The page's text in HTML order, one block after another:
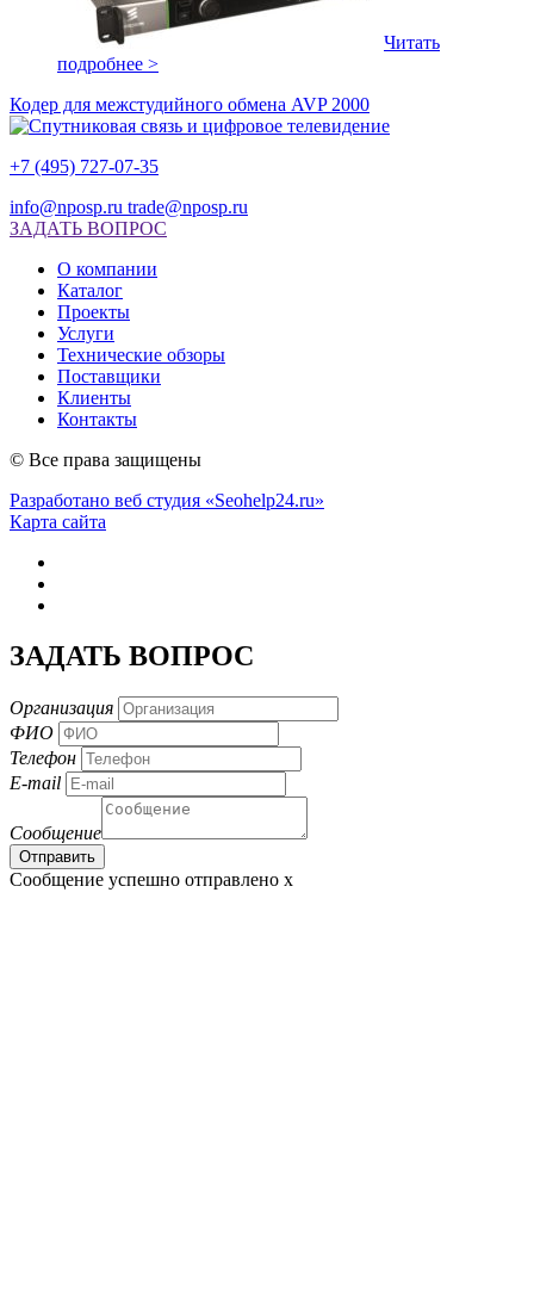
Читать
подробнее >
Кодер для межстудийного обмена AVP 2000
+7 (495) 727-07-35
info@nposp.ru trade@nposp.ru
ЗАДАТЬ ВОПРОС
О компании
Каталог
Проекты
Услуги
Технические обзоры
Поставщики
Клиенты
Контакты
© Все права защищены
Разработано веб студия «Seohelp24.ru»
Карта сайта
ЗАДАТЬ ВОПРОС
Организация
ФИО
Телефон
E-mail
Сообщение
Сообщение успешно отправлено x